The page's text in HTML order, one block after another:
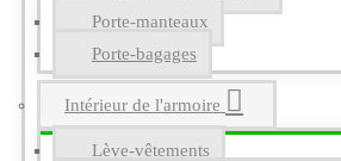
Porte-manteaux
Porte-bagages
Intérieur de l'armoire
Lève-vêtements